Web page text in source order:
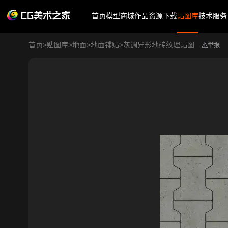
首页模型商城作品资源下载贴图库技术服务
首页>贴图库>地面>地面铺贴>灰调异形地砖纹理贴图 举报